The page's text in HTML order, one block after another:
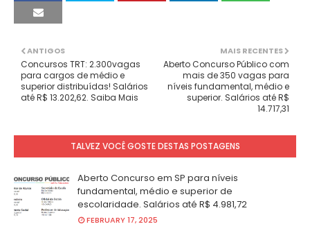
MAIS RECENTES
Aberto Concurso Público com
mais de 350 vagas para
níveis fundamental, médio e
superior. Salários até R$
14.717,31
ANTIGOS
Concursos TRT: 2.300vagas
para cargos de médio e
superior distribuídas! Salários
até R$ 13.202,62. Saiba Mais
TALVEZ VOCÊ GOSTE DESTAS POSTAGENS
Aberto Concurso em SP para níveis
fundamental, médio e superior de
escolaridade. Salários até R$ 4.981,72
FEBRUARY 17, 2025